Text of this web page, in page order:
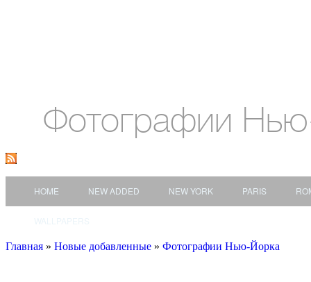
Фотографии
HOME NEW ADDED NEW YORK PARIS
Главная » Новые добавленные » Фотографии Нью-Йорка